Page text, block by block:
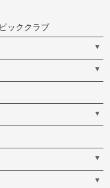
ッククラブ
▼
▼
▼
▼
▼